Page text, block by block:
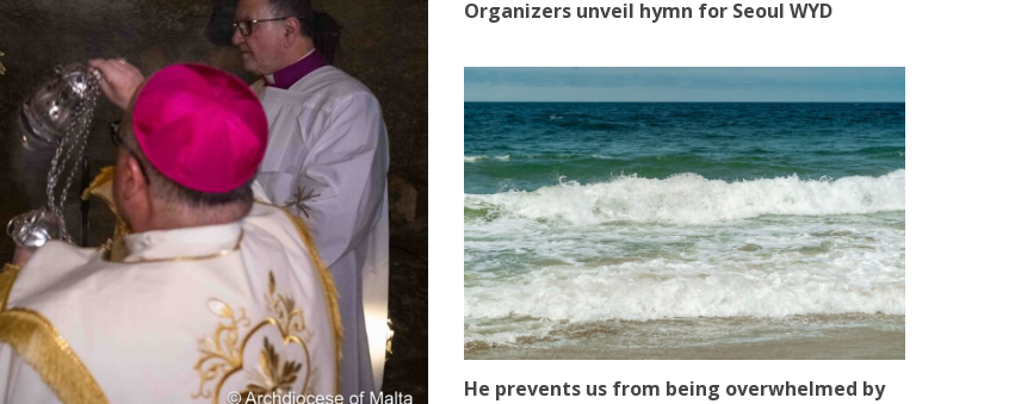
Organizers unveil hymn for Seoul WYD
He prevents us from being overwhelmed by